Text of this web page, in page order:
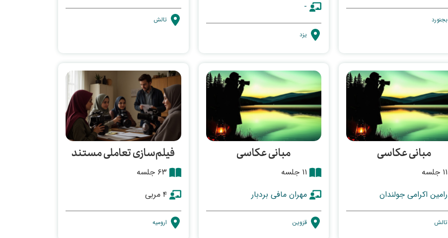
بجنورد
-
یزد
تالش
مبانی عکاسی
۱۱ جلسه
رامین اکرامی جولندان
تالش
مبانی عکاسی
۱۱ جلسه
مهران مافی بردبار
قزوین
فیلم‌سازی تعاملی مستند
۶۳ جلسه
۴ مربی
ارومیه